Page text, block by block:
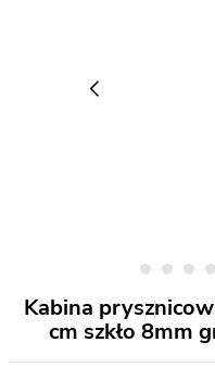
Kabina
cm szkło 8mm